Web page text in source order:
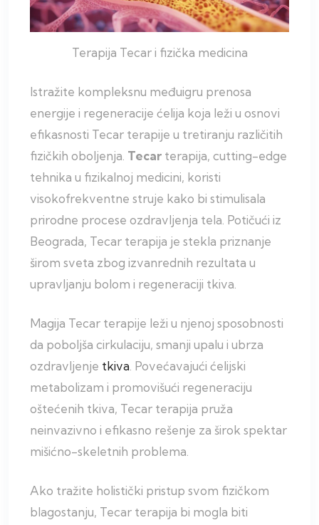
Terapija Tecar i fizička medicina
Istražite kompleksnu međuigru prenosa
energije i regeneracije ćelija koja leži u osnovi
efikasnosti Tecar terapije u tretiranju različitih
fizičkih oboljenja. Tecar terapija, cutting-edge
tehnika u fizikalnoj medicini, koristi
visokofrekventne struje kako bi stimulisala
prirodne procese ozdravljenja tela. Potičući iz
Beograda, Tecar terapija je stekla priznanje
širom sveta zbog izvanrednih rezultata u
upravljanju bolom i regeneraciji tkiva.
Magija Tecar terapije leži u njenoj sposobnosti
da poboljša cirkulaciju, smanji upalu i ubrza
ozdravljenje tkiva . Povećavajući ćelijski
metabolizam i promovišući regeneraciju
oštećenih tkiva, Tecar terapija pruža
neinvazivno i efikasno rešenje za širok spektar
mišićno-skeletnih problema.
Ako tražite holistički pristup svom fizičkom
blagostanju, Tecar terapija bi mogla biti